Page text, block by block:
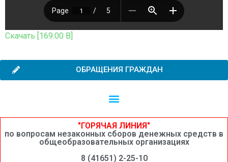
Скачать [169.00 B]
ОБРАЩЕНИЯ ГРАЖДАН
"ГОРЯЧАЯ ЛИНИЯ"
по вопросам незаконных сборов денежных средств в
общеобразовательных организациях
8 (41651) 2-25-10